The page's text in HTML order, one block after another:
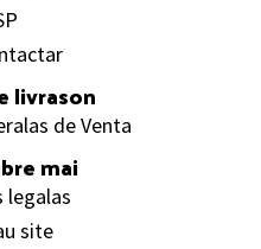
livrason
de Venta
mai
legalas
site